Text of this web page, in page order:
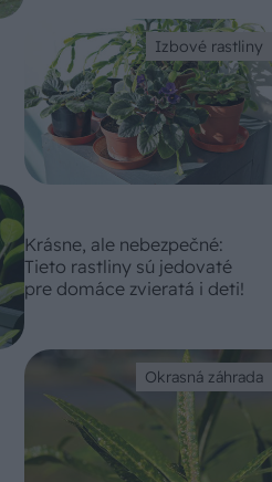
Izbové rastliny
Krásne, ale nebezpečné:
Tieto rastliny sú jedovaté
pre domáce zvieratá i deti!
Okrasná záhrada